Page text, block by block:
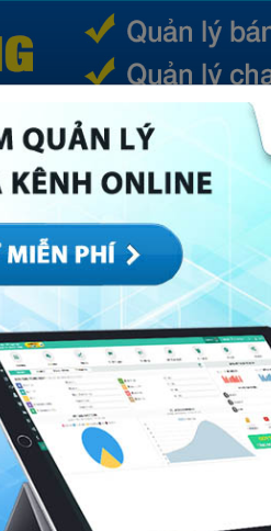
(CURRENT)
Mục khác Quản trị
“như lời đồn”!?
nhập tồn là công việc rất
bạc. Tuy nhiên liệu sử dụng